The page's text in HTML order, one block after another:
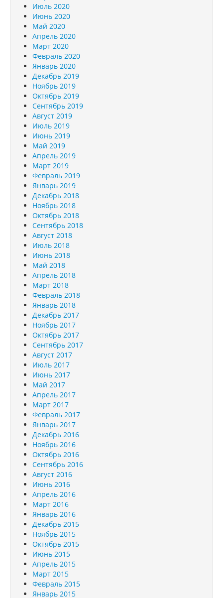
Июль 2020
Июнь 2020
Май 2020
Апрель 2020
Март 2020
Февраль 2020
Январь 2020
Декабрь 2019
Ноябрь 2019
Октябрь 2019
Сентябрь 2019
Август 2019
Июль 2019
Июнь 2019
Май 2019
Апрель 2019
Март 2019
Февраль 2019
Январь 2019
Декабрь 2018
Ноябрь 2018
Октябрь 2018
Сентябрь 2018
Август 2018
Июль 2018
Июнь 2018
Май 2018
Апрель 2018
Март 2018
Февраль 2018
Январь 2018
Декабрь 2017
Ноябрь 2017
Октябрь 2017
Сентябрь 2017
Август 2017
Июль 2017
Июнь 2017
Май 2017
Апрель 2017
Март 2017
Февраль 2017
Январь 2017
Декабрь 2016
Ноябрь 2016
Октябрь 2016
Сентябрь 2016
Август 2016
Июнь 2016
Апрель 2016
Март 2016
Январь 2016
Декабрь 2015
Ноябрь 2015
Октябрь 2015
Июнь 2015
Апрель 2015
Март 2015
Февраль 2015
Январь 2015